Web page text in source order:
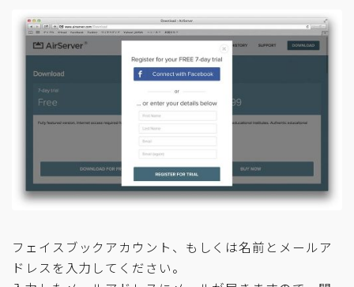
フェイスブックアカウント、もしくは名前とメールア
ドレスを入力してください。